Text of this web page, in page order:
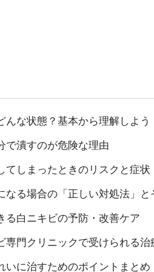
んな状態？基本から理解しよう
で潰すのが危険な理由
てしまったときのリスクと症状
なる場合の「正しい対処法」と
る白ニキビの予防・改善ケア
専門クリニックで受けられる治
いに治すためのポイントまとめ